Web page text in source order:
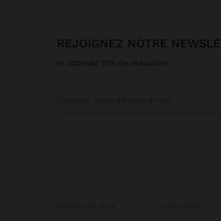
REJOIGNEZ NOTRE
et obtenez 10% de réduction